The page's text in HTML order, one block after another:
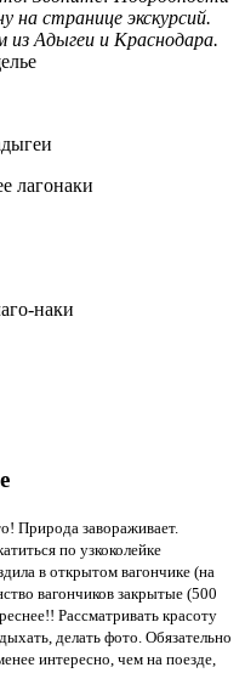
на странице экскурсий.
из Адыгеи и Краснодара.
Природа завораживает.
по узкоколейке
в открытом вагончике (на
вагончиков закрытые (500
Рассматривать красоту
делать фото. Обязательно
интересно, чем на поезде,